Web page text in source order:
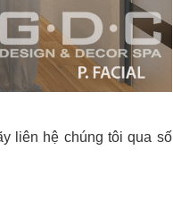
liên hệ chúng tôi qua số